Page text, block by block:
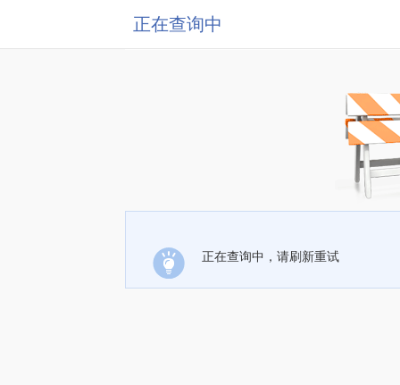
正在查询中
正在查询中，请刷新重试